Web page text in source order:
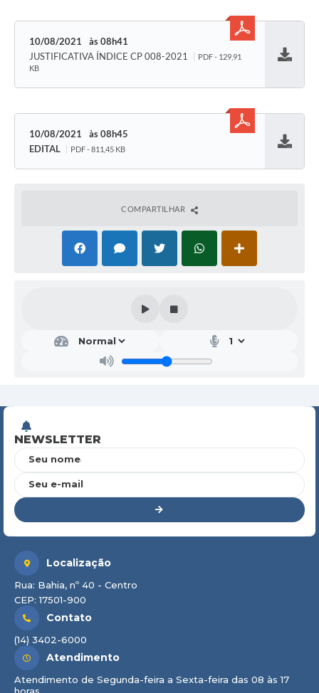
10/08/2021
08h41
JUSTIFICATIVA ÍNDICE CP 008-2021
PDF - 129,91
KB
10/08/2021
08h45
EDITAL
PDF - 811,45 KB
COMPARTILHAR
NEWSLETTER
Seu nome
Seu e-mail
Localização
Rua: Bahia, nº 40 - Centro
CEP: 17501-900
Contato
(14) 3402-6000
Atendimento
Atendimento de Segunda-feira a Sexta-feira das 08 às 17